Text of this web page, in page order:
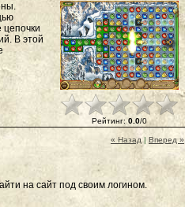
В этой
Рейтинг: 0.0/0
« Назад| Вперед »
на сайт под своим логином.